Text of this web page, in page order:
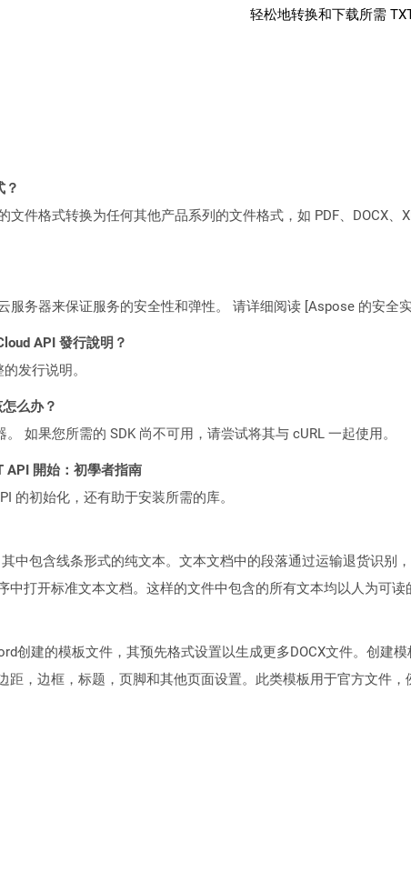
轻松地转换和下载所需
？
件格式转换为任何其他产品系列的文件格式，如 PDF、DOCX、
服务器来保证服务的安全性和弹性。 请详细阅读 [Aspose 的安全
API 發行說明？
发行说明。
么办？
如果您所需的 SDK 尚不可用，请尝试将其与 cURL 一起使用。
API 開始：初學者指南
的初始化，还有助于安装所需的库。
中包含线条形式的纯文本。文本文档中的段落通过运输退货识别
打开标准文本文档。这样的文件中包含的所有文本均以人为可读
创建的模板文件，其预先格式设置以生成更多DOCX文件。创建
，边框，标题，页脚和其他页面设置。此类模板用于官方文件，